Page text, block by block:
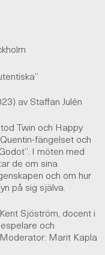
av Staffan Julén
Twin och Happy
fängelset och
I möten med
de om sina
och om hur
på sig själva.
Sjöström, docent i
och
Marit Kapla